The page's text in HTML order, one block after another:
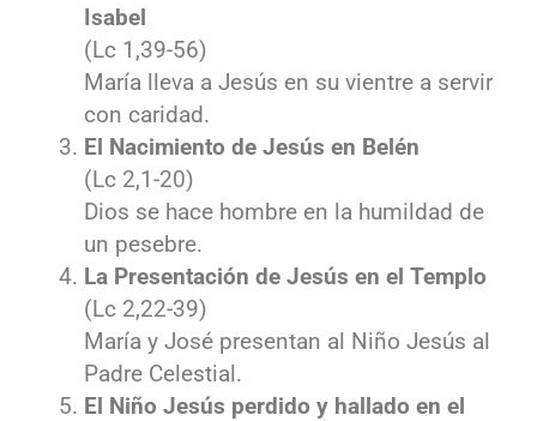
Isabel
(Lc 1,39-56)
María lleva a Jesús en su vientre a servir
con caridad.
El Nacimiento de Jesús en Belén
(Lc 2,1-20)
Dios se hace hombre en la humildad de
un pesebre.
La Presentación de Jesús en el Templo
(Lc 2,22-39)
María y José presentan al Niño Jesús al
Padre Celestial.
El Niño Jesús perdido y hallado en el